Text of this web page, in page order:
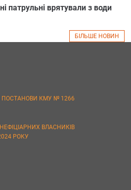
патрульні врятували з води
БІЛЬШЕ НОВИН
КМУ № 1266
ВЛАСНИКІВ
РОКУ